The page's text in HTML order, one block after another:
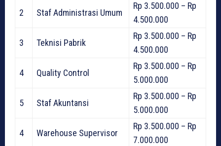
2 Staf Administrasi Umum
Rp 3.500.000 – Rp
4.500.000
3 Teknisi Pabrik
Rp 3.500.000 – Rp
4.500.000
4 Quality Control
Rp 3.500.000 – Rp
5.000.000
5 Staf Akuntansi
Rp 3.500.000 – Rp
5.000.000
4 Warehouse Supervisor
Rp 3.500.000 – Rp
7.000.000